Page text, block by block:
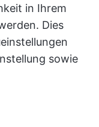
in Ihrem
Dies
sowie